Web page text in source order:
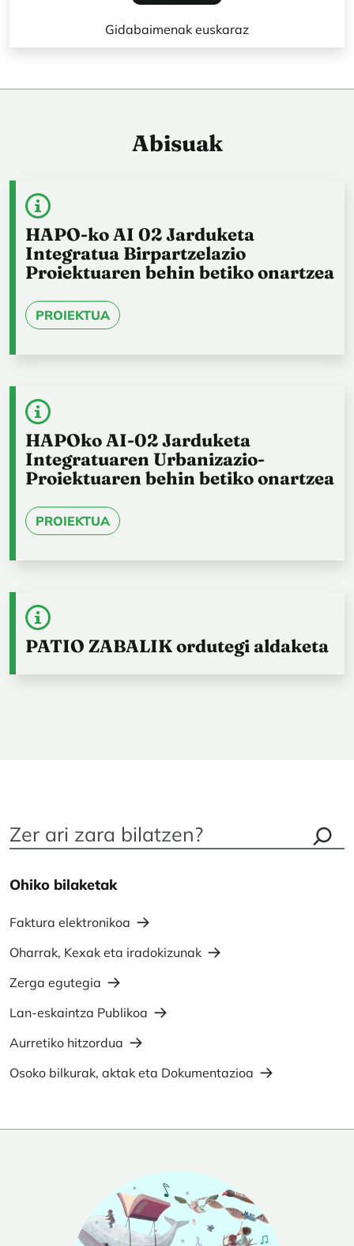
Gidabaimenak euskaraz
Abisuak
HAPO-ko AI 02 Jarduketa
Integratua Birpartzelazio
Proiektuaren behin betiko onartzea
PROIEKTUA
HAPOko AI-02 Jarduketa
Integratuaren Urbanizazio-
Proiektuaren behin betiko onartzea
PROIEKTUA
PATIO ZABALIK ordutegi aldaketa
Ohiko bilaketak
Faktura elektronikoa
Oharrak, Kexak eta iradokizunak
Zerga egutegia
Lan-eskaintza Publikoa
Aurretiko hitzordua
Osoko bilkurak, aktak eta Dokumentazioa